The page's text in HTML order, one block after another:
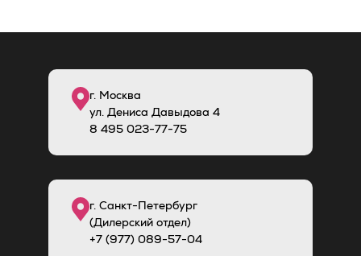
г. Москва
ул. Дениса Давыдова 4
8 495 023-77-75
г. Санкт-Петербург
(Дилерский отдел)
+7 (977) 089-57-04